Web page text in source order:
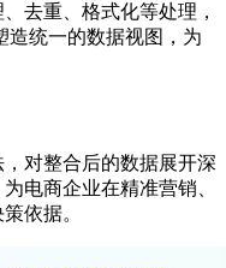
重、格式化等处理，
造统一的数据视图，为
对整合后的数据展开深
电商企业在精准营销、
依据。